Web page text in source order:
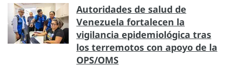
Autoridades de salud de
Venezuela fortalecen la
vigilancia epidemiológica tras
los terremotos con apoyo de la
OPS/OMS